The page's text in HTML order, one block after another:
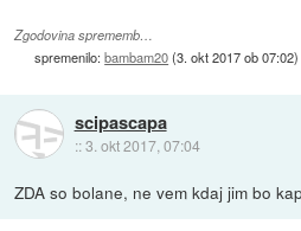
Zgodovina sprememb…
spremenilo:bambam20(3. okt 2017 ob 07:02)
scipascapa
::3. okt 2017, 07:04
ZDA so bolane, ne vem kdaj jim bo